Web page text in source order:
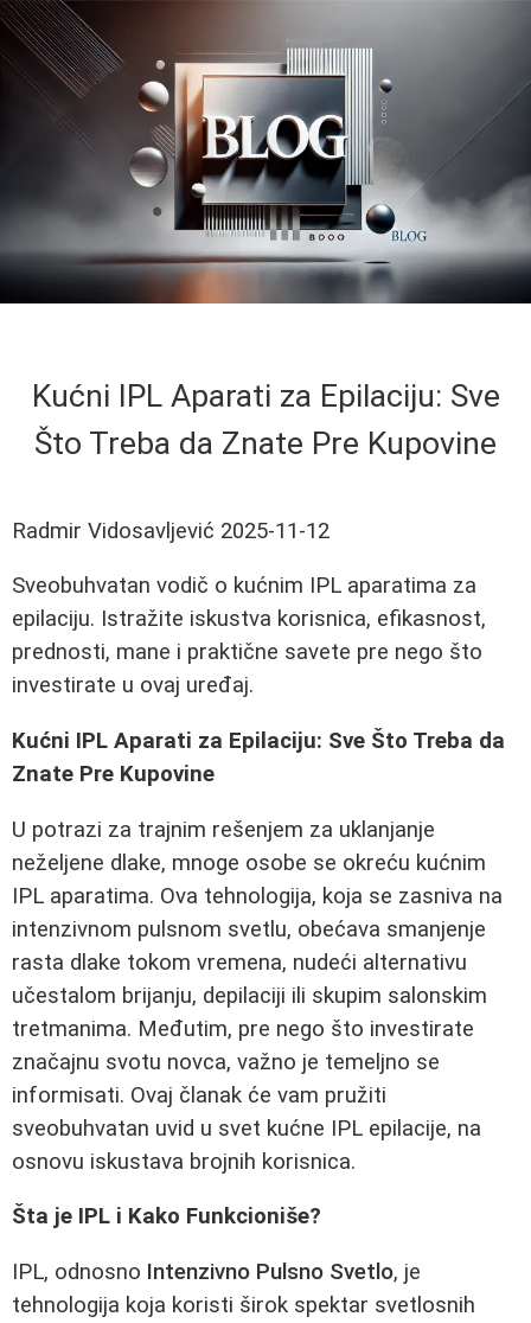
Kućni IPL Aparati za Epilaciju: Sve
Što Treba da Znate Pre Kupovine
Radmir Vidosavljević 2025-11-12
Sveobuhvatan vodič o kućnim IPL aparatima za
epilaciju. Istražite iskustva korisnica, efikasnost,
prednosti, mane i praktične savete pre nego što
investirate u ovaj uređaj.
Kućni IPL Aparati za Epilaciju: Sve Što Treba da
Znate Pre Kupovine
U potrazi za trajnim rešenjem za uklanjanje
neželjene dlake, mnoge osobe se okreću kućnim
IPL aparatima. Ova tehnologija, koja se zasniva na
intenzivnom pulsnom svetlu, obećava smanjenje
rasta dlake tokom vremena, nudeći alternativu
učestalom brijanju, depilaciji ili skupim salonskim
tretmanima. Međutim, pre nego što investirate
značajnu svotu novca, važno je temeljno se
informisati. Ovaj članak će vam pružiti
sveobuhvatan uvid u svet kućne IPL epilacije, na
osnovu iskustava brojnih korisnica.
Šta je IPL i Kako Funkcioniše?
IPL, odnosno Intenzivno Pulsno Svetlo, je
tehnologija koja koristi širok spektar svetlosnih